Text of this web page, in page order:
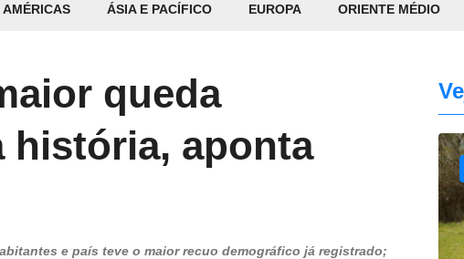
AMÉRICAS ÁSIA E PACÍFICO EUROPA ORIENTE MÉDIO
queda
história, aponta
e país teve o maior recuo demográfico já registrado;